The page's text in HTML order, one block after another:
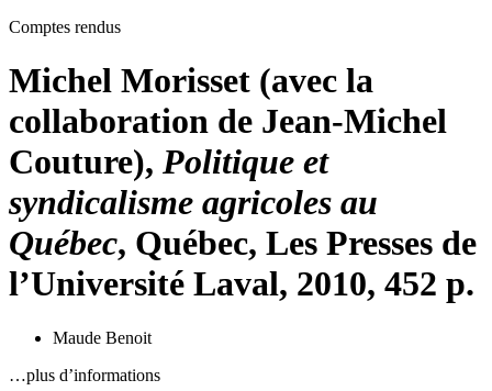
Comptes rendus
Michel Morisset (avec la
collaboration de Jean-Michel
Couture), Politique et
syndicalisme agricoles au
Québec, Québec, Les Presses de
l’Université Laval, 2010, 452 p.
Maude Benoit
…plus d’informations